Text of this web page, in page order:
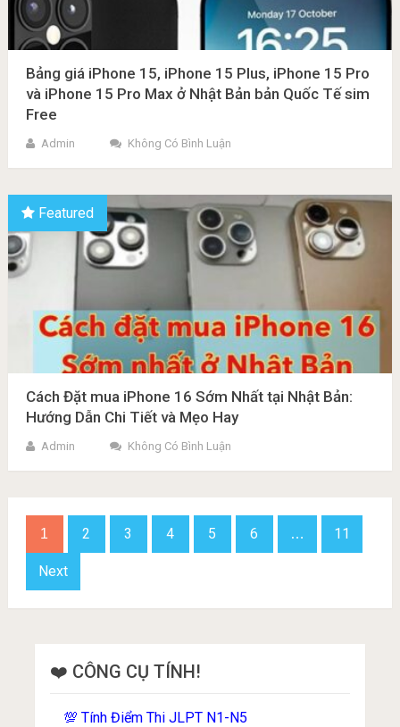
Bảng giá iPhone 15, iPhone 15 Plus, iPhone 15 Pro
và iPhone 15 Pro Max ở Nhật Bản bản Quốc Tế sim
Free
Admin Không Có Bình Luận
Featured
Cách Đặt mua iPhone 16 Sớm Nhất tại Nhật Bản:
Hướng Dẫn Chi Tiết và Mẹo Hay
Admin Không Có Bình Luận
Phân
trang
bài
viết
1 2 3 4 5 6 … 11
Next
❤️ CÔNG CỤ TÍNH!
💯Tính Điểm Thi JLPT N1-N5